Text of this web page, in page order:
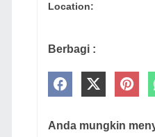
Location:
Berbagi :
Anda mungkin